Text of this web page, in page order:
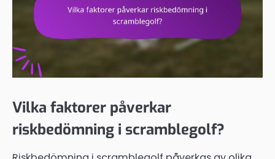
Vilka faktorer påverkar
riskbedömning i scramblegolf?